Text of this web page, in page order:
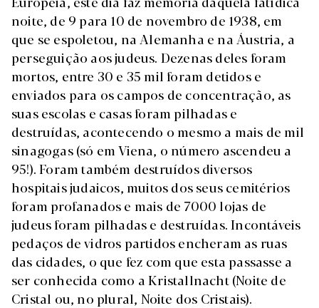
noite, de 9 para 10 de novembro de 1938, em
que se espoletou, na Alemanha e na Áustria, a
perseguição aos judeus. Dezenas deles foram
mortos, entre 30 e 35 mil foram detidos e
enviados para os campos de concentração, as
suas escolas e casas foram pilhadas e
destruídas, acontecendo o mesmo a mais de mil
sinagogas (só em Viena, o número ascendeu a
95!). Foram também destruídos diversos
hospitais judaicos, muitos dos seus cemitérios
foram profanados e mais de 7000 lojas de
judeus foram pilhadas e destruídas. Incontáveis
pedaços de vidros partidos encheram as ruas
das cidades, o que fez com que esta passasse a
ser conhecida como a Kristallnacht (Noite de
Cristal ou, no plural, Noite dos Cristais).